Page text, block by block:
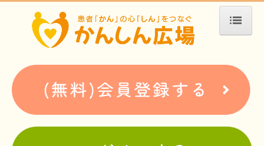
ホーム
患者会・支援団体紹介
疾患別検索
疾患分類検索